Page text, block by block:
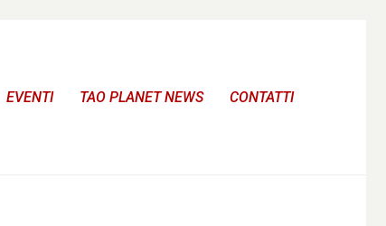
EVENTI TAO PLANET NEWS CONTATTI